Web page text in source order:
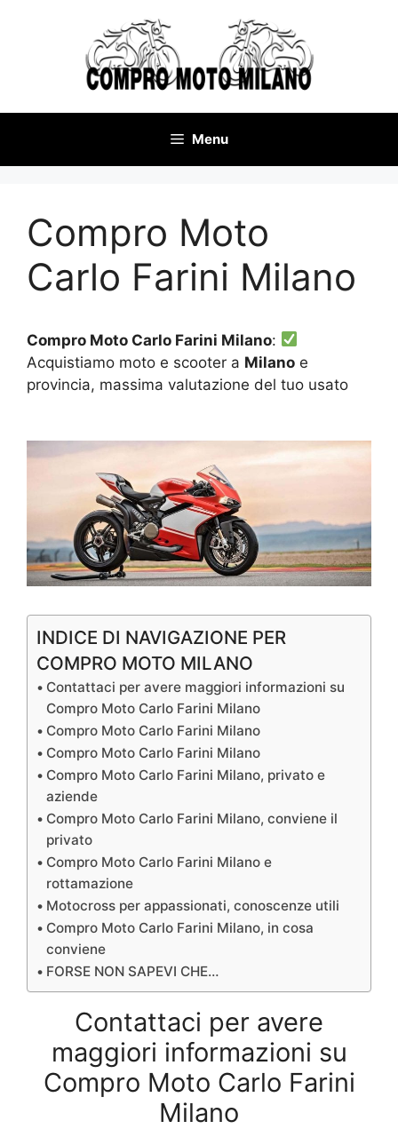
Menu
Compro Moto
Carlo Farini Milano
Compro Moto Carlo Farini Milano:
Acquistiamo moto e scooter a Milano e
provincia, massima valutazione del tuo usato
INDICE DI NAVIGAZIONE PER
COMPRO MOTO MILANO
Contattaci per avere maggiori informazioni su
Compro Moto Carlo Farini Milano
Compro Moto Carlo Farini Milano
Compro Moto Carlo Farini Milano
Compro Moto Carlo Farini Milano, privato e
aziende
Compro Moto Carlo Farini Milano, conviene il
privato
Compro Moto Carlo Farini Milano e
rottamazione
Motocross per appassionati, conoscenze utili
Compro Moto Carlo Farini Milano, in cosa
conviene
FORSE NON SAPEVI CHE…
Contattaci per avere
maggiori informazioni su
Compro Moto Carlo Farini
Milano